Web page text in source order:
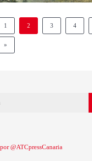
1 2 3 4
»
@ATCpressCanaria